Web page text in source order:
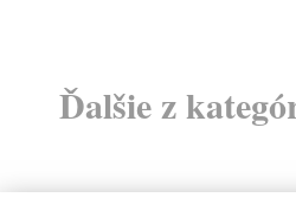
Ďalšie z